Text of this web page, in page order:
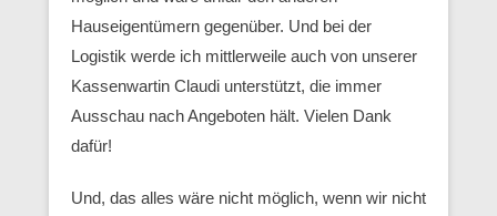
Hauseigentümern gegenüber. Und bei der
Logistik werde ich mittlerweile auch von unserer
Kassenwartin Claudi unterstützt, die immer
Ausschau nach Angeboten hält. Vielen Dank
dafür!
Und, das alles wäre nicht möglich, wenn wir nicht